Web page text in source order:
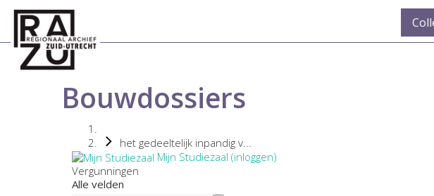
Bouwdossiers
het gedeeltelijk inpandig v...
Mijn Studiezaal (inloggen)
Vergunningen
Alle velden